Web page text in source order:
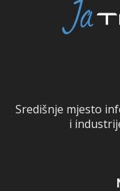
Središnje mjesto
i